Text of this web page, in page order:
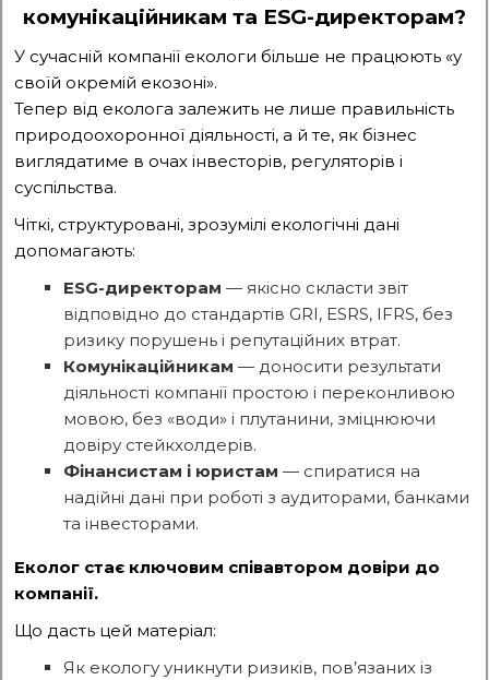
комунікаційникам та ESG-директорам?
У сучасній компанії екологи більше не працюють «у
своїй окремій екозоні».
Тепер від еколога залежить не лише правильність
природоохоронної діяльності, а й те, як бізнес
виглядатиме в очах інвесторів, регуляторів і
суспільства.
Чіткі, структуровані, зрозумілі екологічні дані
допомагають:
ESG-директорам — якісно скласти звіт
відповідно до стандартів GRI, ESRS, IFRS, без
ризику порушень і репутаційних втрат.
Комунікаційникам — доносити результати
діяльності компанії простою і переконливою
мовою, без «води» і плутанини, зміцнюючи
довіру стейкхолдерів.
Фінансистам і юристам — спиратися на
надійні дані при роботі з аудиторами, банками
та інвесторами.
Еколог стає ключовим співавтором довіри до
компанії.
Що дасть цей матеріал:
Як екологу уникнути ризиків, пов’язаних із